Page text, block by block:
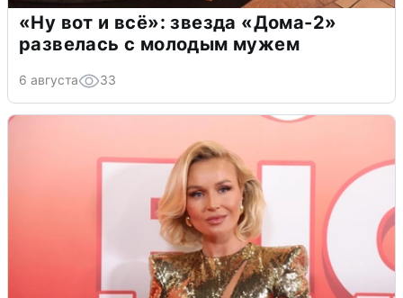
«Ну вот и всё»: звезда «Дома-2»
развелась с молодым мужем
6 августа 33